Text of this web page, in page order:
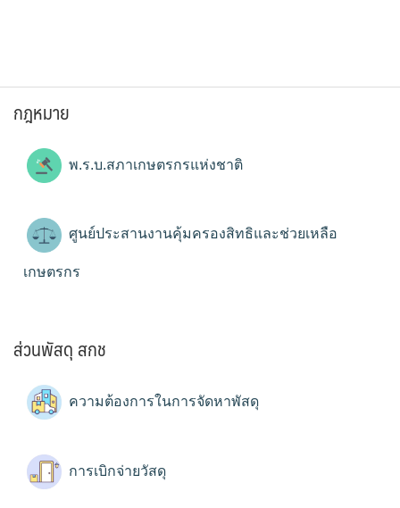
กฎหมาย
พ.ร.บ.สภาเกษตรกรแห่งชาติ
ศูนย์ประสานงานคุ้มครองสิทธิและช่วยเหลือ
เกษตรกร
ส่วนพัสดุ สกช
ความต้องการในการจัดหาพัสดุ
การเบิกจ่ายวัสดุ